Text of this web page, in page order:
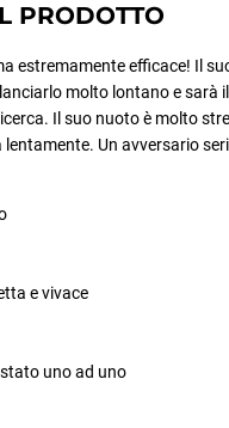
PRODOTTO
estremamente efficace! Il
molto lontano e sarà
Il suo nuoto è molto
Un avversario
e vivace
uno ad uno